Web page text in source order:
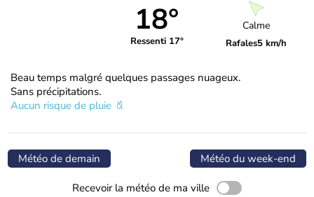
18°
Ressenti 17°
Calme
Rafales5 km/h
Beau temps malgré quelques passages nuageux.
Sans précipitations.
Aucun risque de pluie
Météo de demain Météo du week-end
Recevoir la météo de ma ville